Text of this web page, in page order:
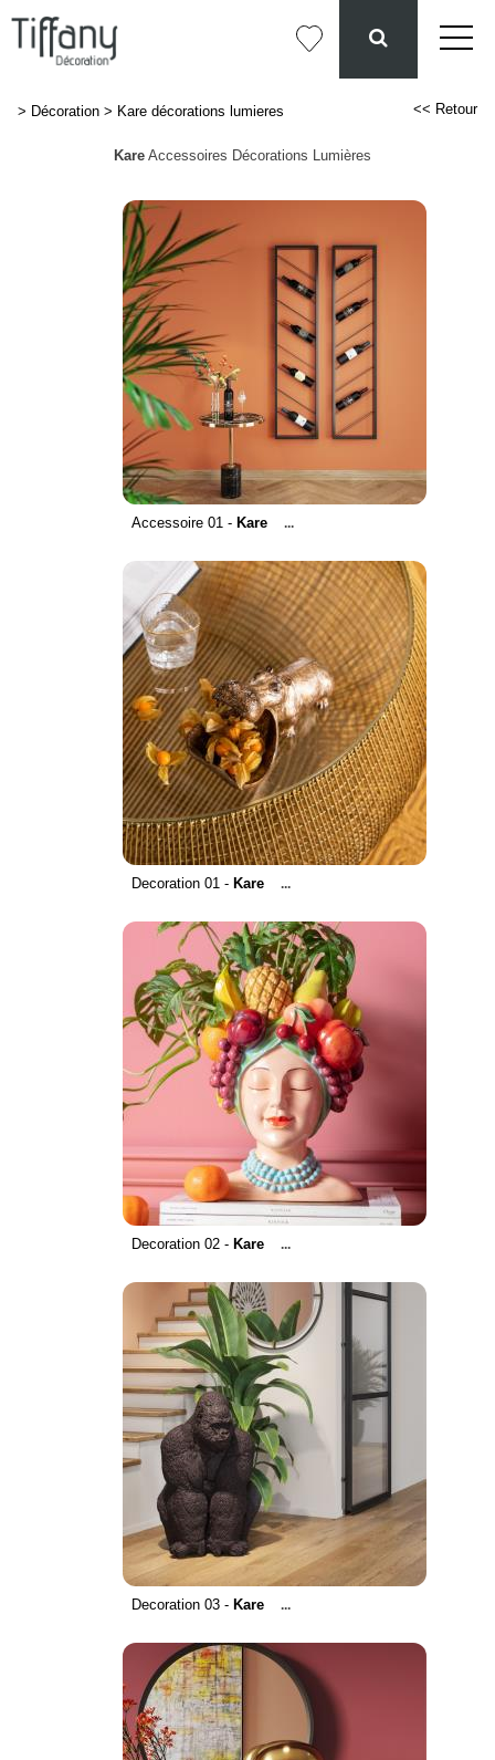
> Décoration > Kare décorations lumieres << Retour
KareAccessoires Décorations Lumières
Accessoire 01 - Kare ...
Decoration 01 - Kare ...
Decoration 02 - Kare ...
Decoration 03 - Kare ...